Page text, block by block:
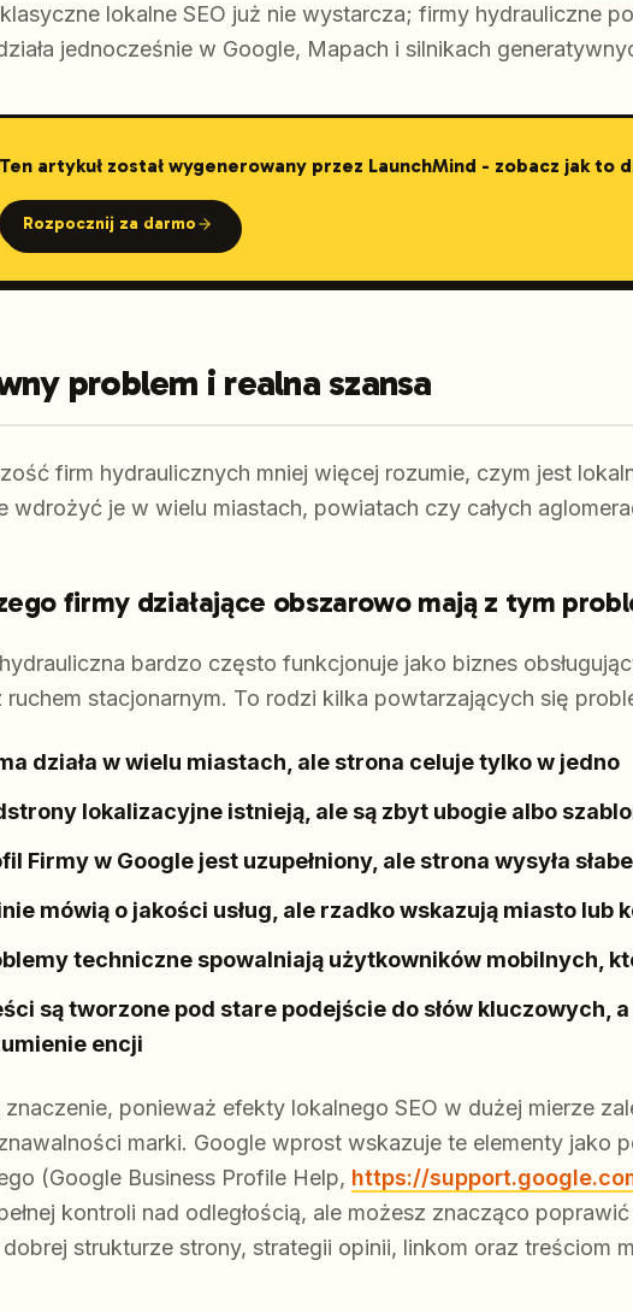
lokalne SEO już nie wystarcza; firmy hydrauliczne
jednocześnie w Google, Mapach i silnikach
Ten artykuł został wygenerowany przez LaunchMind - zobacz jak to
Rozpocznij za darmo
problem i realna szansa
firm hydraulicznych mniej więcej rozumie, czym jest
wdrożyć je w wielu miastach, powiatach czy całych
firmy działające obszarowo mają z tym
bardzo często funkcjonuje jako biznes
ruchem stacjonarnym. To rodzi kilka powtarzających się
działa w wielu miastach, ale strona celuje tylko w jedno
lokalizacyjne istnieją, ale są zbyt ubogie albo
Firmy w Google jest uzupełniony, ale strona wysyła
mówią o jakości usług, ale rzadko wskazują miasto lub
techniczne spowalniają użytkowników mobilnych,
są tworzone pod stare podejście do słów kluczowych,
encji
znaczenie, ponieważ efekty lokalnego SEO w dużej mierze
marki. Google wprost wskazuje te elementy jako
(Google Business Profile Help, https://
kontroli nad odległością, ale możesz znacząco
strukturze strony, strategii opinii, linkom oraz treściom